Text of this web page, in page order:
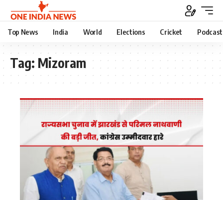
Top News India World Elections Cricket Podcast
Tag: Mizoram